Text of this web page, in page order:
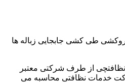
طی کشی جابجایی زباله ها
نظافتچی از طرف شرکتی معتبر
خدمات نظافتی محاسبه می